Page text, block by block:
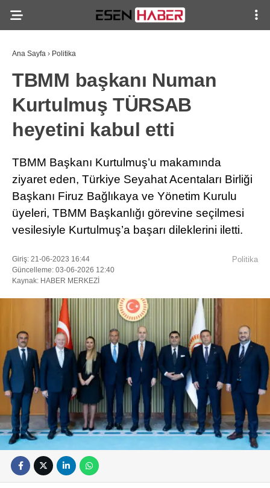
Ana Sayfa › Politika
TBMM başkanı Numan
Kurtulmuş TÜRSAB
heyetini kabul etti
TBMM Başkanı Kurtulmuş’u makamında
ziyaret eden, Türkiye Seyahat Acentaları Birliği
Başkanı Firuz Bağlıkaya ve Yönetim Kurulu
üyeleri, TBMM Başkanlığı görevine seçilmesi
vesilesiyle Kurtulmuş’a başarı dileklerini iletti.
Giriş: 21-06-2023 16:44
Güncelleme: 03-06-2026 12:40
Kaynak: HABER MERKEZİ
Politika